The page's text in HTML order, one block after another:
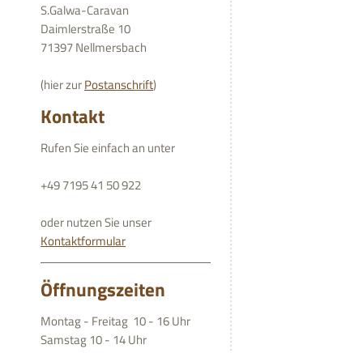
S.Galwa-Caravan
Daimlerstraße 10
71397 Nellmersbach
(hier zurPostanschrift)
Kontakt
Rufen Sie einfach an unter
+49 7195 41 50 922
oder nutzen Sie unser
Kontaktformular
Öffnungszeiten
Montag - Freitag 10 - 16 Uhr
Samstag 10 - 14 Uhr